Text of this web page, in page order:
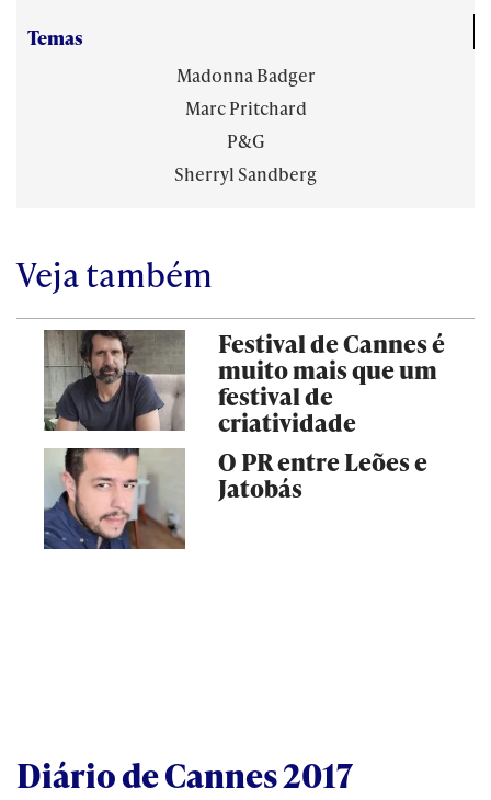
Temas
Madonna Badger
Marc Pritchard
P&G
Sherryl Sandberg
Veja também
Festival de Cannes é
muito mais que um
festival de
criatividade
O PR entre Leões e
Jatobás
Diário de Cannes 2017